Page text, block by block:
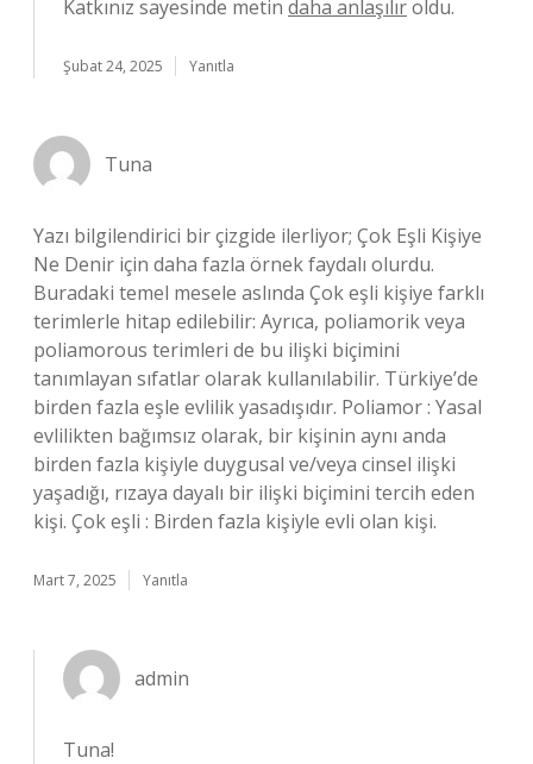
Katkınız sayesinde metin daha anlaşılıroldu.
Şubat 24, 2025 Yanıtla
Tuna
Yazı bilgilendirici bir çizgide ilerliyor; Çok Eşli Kişiye
Ne Denir için daha fazla örnek faydalı olurdu.
Buradaki temel mesele aslında Çok eşli kişiye farklı
terimlerle hitap edilebilir: Ayrıca, poliamorik veya
poliamorous terimleri de bu ilişki biçimini
tanımlayan sıfatlar olarak kullanılabilir. Türkiye’de
birden fazla eşle evlilik yasadışıdır. Poliamor : Yasal
evlilikten bağımsız olarak, bir kişinin aynı anda
birden fazla kişiyle duygusal ve/veya cinsel ilişki
yaşadığı, rızaya dayalı bir ilişki biçimini tercih eden
kişi. Çok eşli : Birden fazla kişiyle evli olan kişi.
Mart 7, 2025 Yanıtla
admin
Tuna!